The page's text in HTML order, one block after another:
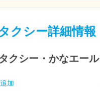
クシー詳細情報
クシー・かなエール
加